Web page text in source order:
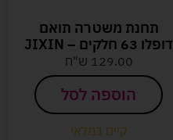
תחנת משטרה תואם
דופלו 63 חלקים – JIXIN
129.00 ש"ח
הוספה לסל
קיים במלאי